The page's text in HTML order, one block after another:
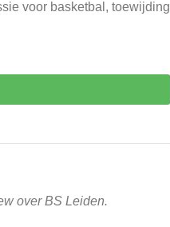
voor basketbal, toewijding
over BS Leiden.